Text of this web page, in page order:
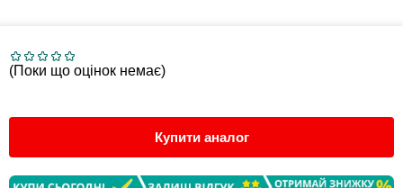
(Поки що оцінок немає)
Купити аналог